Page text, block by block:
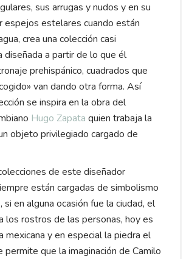
sus arrugas y nudos y en su
espejos estelares cuando están
crea una colección casi
diseñada a partir de lo que él
prehispánico, cuadrados que
van dando otra forma. Así
se inspira en la obra del
Hugo Zapata quien trabaja la
objeto privilegiado cargado de
de este diseñador
están cargadas de simbolismo
si en alguna ocasión fue la ciudad, el
los rostros de las personas, hoy es
mexicana y en especial la piedra el
que la imaginación de Camilo